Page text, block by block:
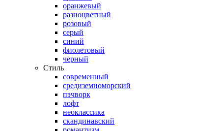
оранжевый
разноцветный
розовый
серый
синий
фиолетовый
черный
Стиль
современный
средиземноморский
пэчворк
лофт
неоклассика
скандинавский